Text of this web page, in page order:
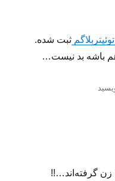
توئیتربلاگمثبت شده.
باشه بد نیست…
زن گرفته‌اند…!!